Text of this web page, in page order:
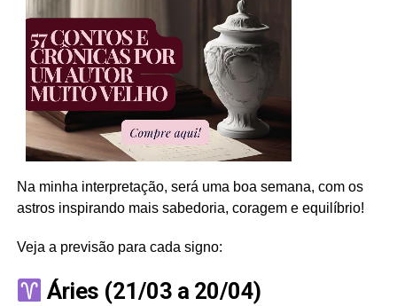
Na minha interpretação, será uma boa semana, com os
astros inspirando mais sabedoria, coragem e equilíbrio!
Veja a previsão para cada signo:
Áries (21/03 a 20/04)